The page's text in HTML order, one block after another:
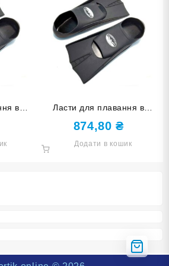
в
33-35.
1-
Ласти для плавання в
басейні SNS. Розмір 27-29.
Колір чорний TE-2737-1-
2729-Ч
874,80₴
Додати в кошик